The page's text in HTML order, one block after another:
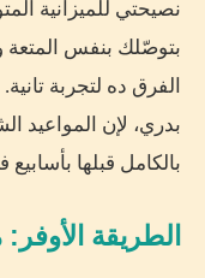
نصيحتي للميزانية
بتوصّلك بنفس المتعة
الفرق ده لتجربة
بدري، لإن المواعيد
بالكامل قبلها
الطريقة